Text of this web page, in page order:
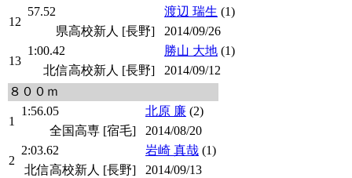
12
57.52 渡辺 瑞生 (1)
県高校新人 [長野]
2014/09/26
13
1:00.42 勝山 大地 (1)
北信高校新人 [長野]
2014/09/12
８００ｍ
1
1:56.05 北原 廉 (2)
全国高専 [宿毛]
2014/08/20
2
2:03.62 岩崎 真哉 (1)
北信高校新人 [長野]
2014/09/13